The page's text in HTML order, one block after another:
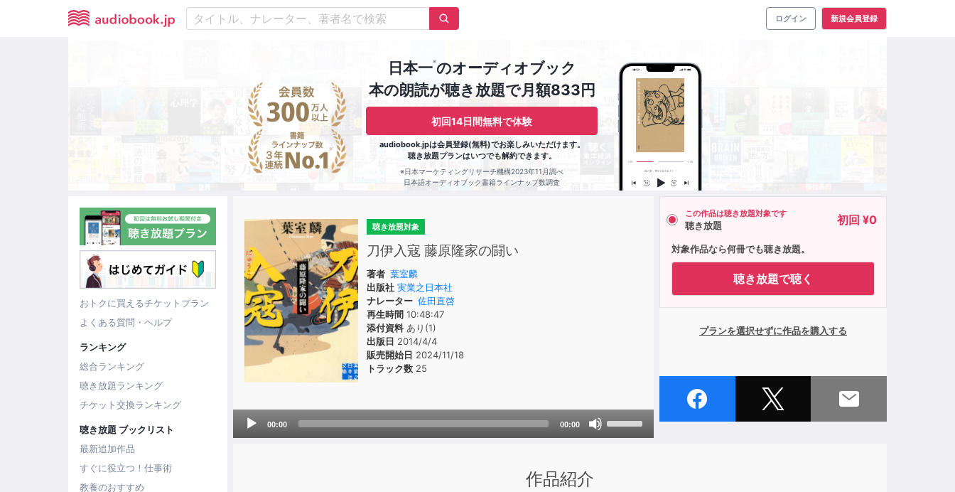
ログイン 新規会員登録
日本一※のオーディオブック
本の朗読が聴き放題で月額833円
初回14日間無料で体験
audiobook.jpは会員登録(無料)でお楽しみいただけます。
聴き放題プランはいつでも解約できます。
※日本マーケティングリサーチ機構2023年11月調べ
日本語オーディオブック書籍ラインナップ数調査
おトクに買えるチケットプラン
よくある質問・ヘルプ
ランキング
総合ランキング
聴き放題ランキング
チケット交換ランキング
聴き放題 ブックリスト
最新追加作品
すぐに役立つ！仕事術
教養のおすすめ
聴き放題対象
刀伊入寇 藤原隆家の闘い
著者 葉室麟
出版社 実業之日本社
ナレーター 佐田直啓
再生時間 10:48:47
添付資料あり(1)
出版日 2014/4/4
販売開始日 2024/11/18
トラック数 25
Audio
00:00 00:00
この作品は聴き放題対象です
聴き放題 初回 ¥0
対象作品なら何冊でも聴き放題。
聴き放題で聴く
プランを選択せずに作品を購入する
作品紹介